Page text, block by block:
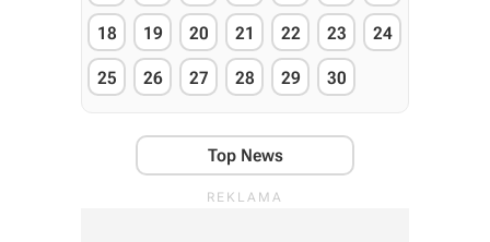
18 19 20 21 22 23 24
25 26 27 28 29 30
Top News